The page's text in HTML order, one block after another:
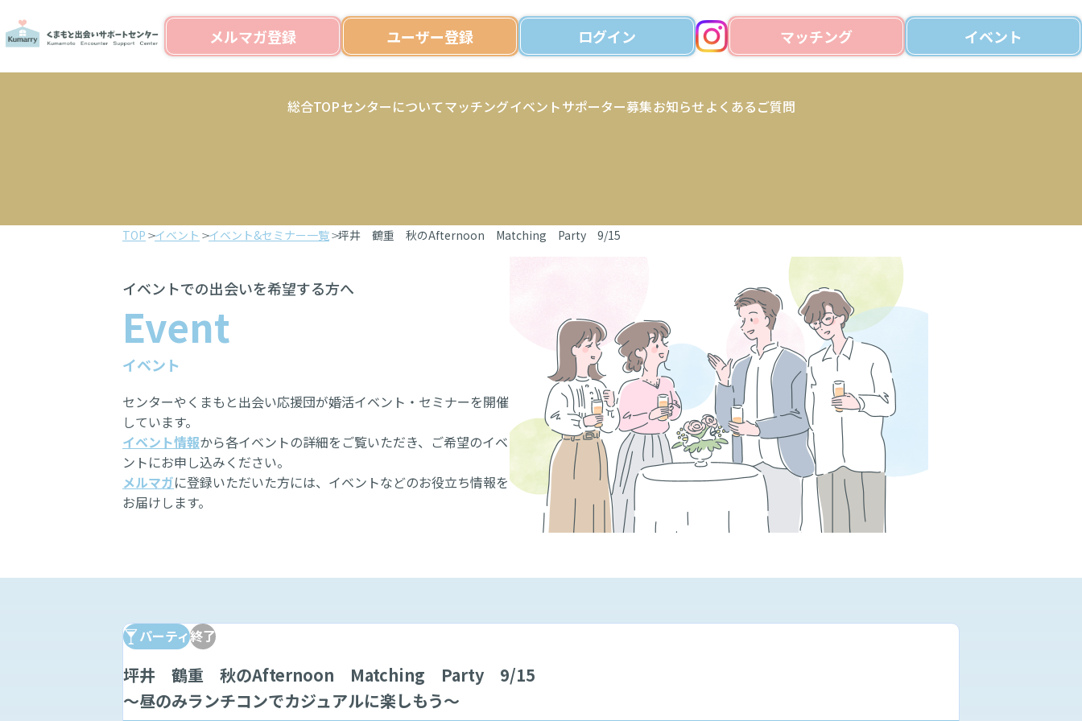
メルマガ登録 ユーザー登録 ログイン マッチング イベント
総合TOPセンターについてマッチングイベントサポーター募集お知らせよくあるご質問
TOP イベント イベント&セミナー一覧 坪井 鶴重 秋のAfternoon Matching Party 9/15
イベントでの出会いを希望する方へ
Event
イベント
センターやくまもと出会い応援団が婚活イベント・セミナーを開催
しています。
イベント情報から各イベントの詳細をご覧いただき、ご希望のイベ
ントにお申し込みください。
メルマガに登録いただいた方には、イベントなどのお役立ち情報を
お届けします。
パーティ終了
坪井 鶴重 秋のAfternoon Matching Party 9/15
～昼のみランチコンでカジュアルに楽しもう～